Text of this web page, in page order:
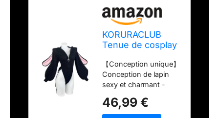
KORURACLUB
Tenue de cosplay
pièces) Lingerie
noire pour femme
Costume
d'animaux Body
lapin(L-2XL)
【Conception unique】
Conception de lapin
sexy et charmant -
un bébé lapin mignon
et charmant. Les
46,99 €